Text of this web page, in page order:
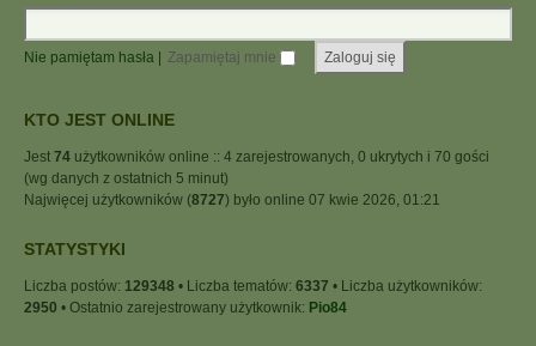
Nie pamiętam hasła Zapamiętaj mnie
KTO JEST ONLINE
Jest 74 użytkowników online :: 4 zarejestrowanych, 0 ukrytych i 70 gości
(wg danych z ostatnich 5 minut)
Najwięcej użytkowników (8727) było online 07 kwie 2026, 01:21
STATYSTYKI
Liczba postów: 129348 • Liczba tematów: 6337 • Liczba użytkowników:
2950 • Ostatnio zarejestrowany użytkownik: Pio84